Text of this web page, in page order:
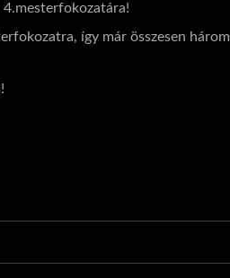
4.mesterfokozatára!
így már összesen három